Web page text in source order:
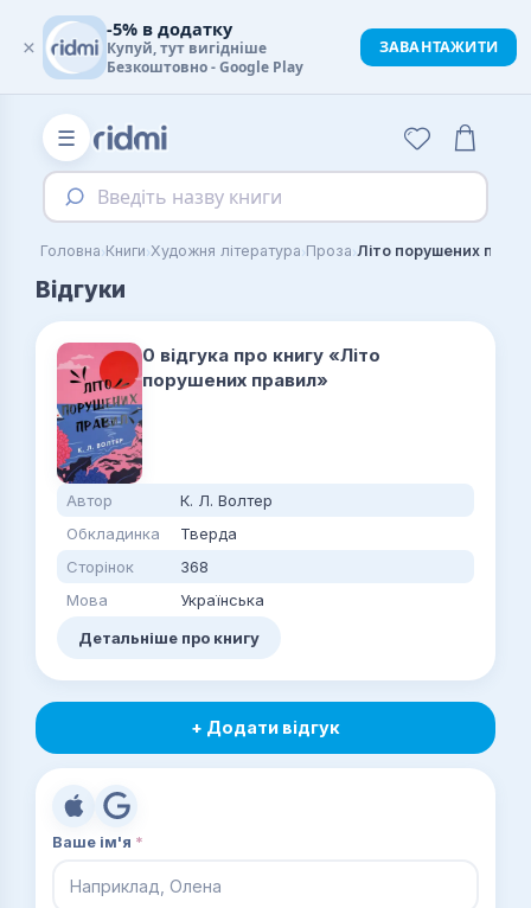
☰
Введіть назву книги
Головна›Книги›Художня література›Проза›Літо порушених
Відгуки
0 відгука про книгу «Літо
порушених правил»
Автор
К. Л. Волтер
Обкладинка
Тверда
Сторінок
368
Мова
Українська
Детальніше про книгу
+ Додати відгук
Ваше ім'я *
×
-5% в додатку
Купуй, тут вигідніше
Безкоштовно - Google Play
ЗАВАНТАЖИТИ